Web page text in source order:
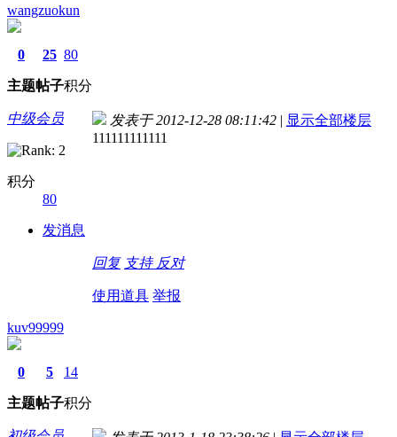
wangzuokun
0
主题
25
帖子
80
积分
中级会员
积分
80
发消息
发表于 2012-12-28 08:11:42 | 显示全部楼层
111111111111
回复 支持 反对
使用道具 举报
kuv99999
0
主题
5
帖子
14
积分